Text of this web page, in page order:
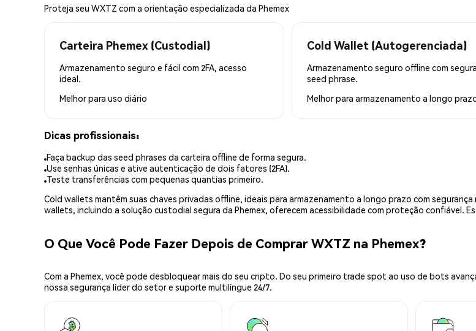
Proteja seu WXTZ com a orientação especializada da Phemex
Carteira Phemex (Custodial)
Armazenamento seguro e fácil com 2FA, acesso
ideal.
Melhor para uso diário
Cold Wallet (Autogerenciada)
Armazenamento seguro offline com
seed phrase.
Melhor para armazenamento a longo
Dicas profissionais:
Faça backup das seed phrases da carteira offline de forma segura.
Use senhas únicas e ative autenticação de dois fatores (2FA).
Teste transferências com pequenas quantias primeiro.
Cold wallets mantêm suas chaves privadas offline, ideais para armazenamento a longo prazo com
wallets, incluindo a solução custodial segura da Phemex, oferecem acessibilidade com proteção confiável.
O Que Você Pode Fazer Depois de Comprar WXTZ na Phemex?
Com a Phemex, você pode desbloquear mais do seu cripto. Do seu primeiro trade spot ao uso de bots
nossa segurança líder do setor e suporte multilíngue 24/7.